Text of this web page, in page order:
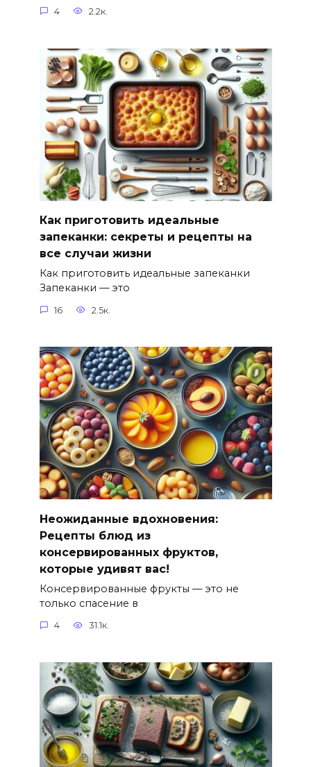
4 2.2к.
Как приготовить идеальные
запеканки: секреты и рецепты на
все случаи жизни
Как приготовить идеальные запеканки
Запеканки — это
16 2.5к.
Неожиданные вдохновения:
Рецепты блюд из
консервированных фруктов,
которые удивят вас!
Консервированные фрукты — это не
только спасение в
4 31.1к.